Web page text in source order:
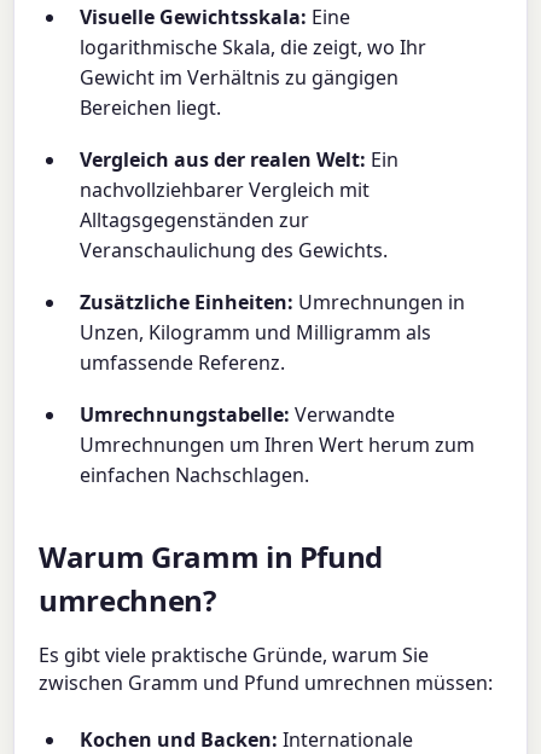
Visuelle Gewichtsskala: Eine
logarithmische Skala, die zeigt, wo Ihr
Gewicht im Verhältnis zu gängigen
Bereichen liegt.
Vergleich aus der realen Welt: Ein
nachvollziehbarer Vergleich mit
Alltagsgegenständen zur
Veranschaulichung des Gewichts.
Zusätzliche Einheiten: Umrechnungen in
Unzen, Kilogramm und Milligramm als
umfassende Referenz.
Umrechnungstabelle: Verwandte
Umrechnungen um Ihren Wert herum zum
einfachen Nachschlagen.
Warum Gramm in Pfund
umrechnen?
Es gibt viele praktische Gründe, warum Sie
zwischen Gramm und Pfund umrechnen müssen:
Kochen und Backen: Internationale